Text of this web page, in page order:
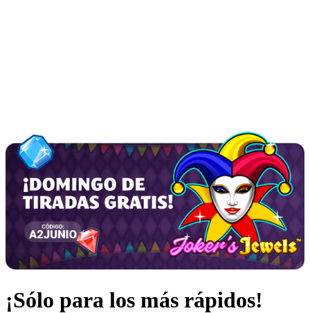
¡Sólo para los más rápidos!